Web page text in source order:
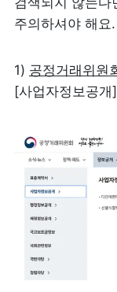
주의하셔야 해요.
1) 공정거래위원
[사업자정보공